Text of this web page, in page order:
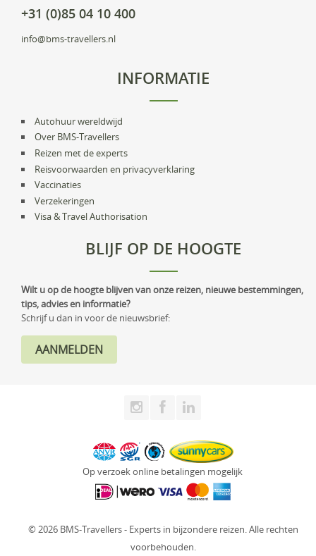
+31 (0)85 04 10 400
info@bms-travellers.nl
INFORMATIE
Autohuur wereldwijd
Over BMS-Travellers
Reizen met de experts
Reisvoorwaarden en privacyverklaring
Vaccinaties
Verzekeringen
Visa & Travel Authorisation
BLIJF OP DE HOOGTE
Wilt u op de hoogte blijven van onze reizen, nieuwe bestemmingen,
tips, advies en informatie?
Schrijf u dan in voor de nieuwsbrief:
Op verzoek online betalingen mogelijk
© 2026 BMS-Travellers - Experts in bijzondere reizen. Alle rechten
voorbehouden.